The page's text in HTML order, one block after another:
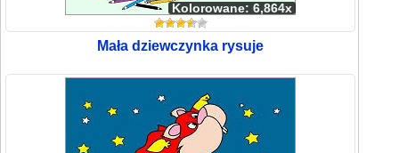
Kolorowane: 6,864x
Mała dziewczynka rysuje